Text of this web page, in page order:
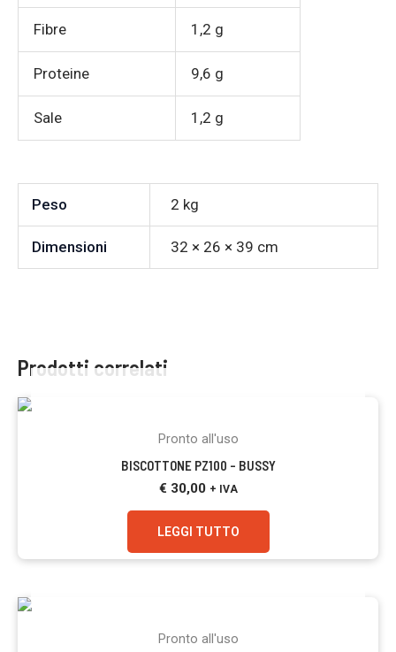
Fibre 1,2 g
Proteine 9,6 g
Sale 1,2 g
Peso 2 kg
Dimensioni 32 × 26 × 39 cm
Prodotti correlati
Pronto all'uso
BISCOTTONE PZ100 – BUSSY
€ 30,00 + IVA
LEGGI TUTTO
Pronto all'uso